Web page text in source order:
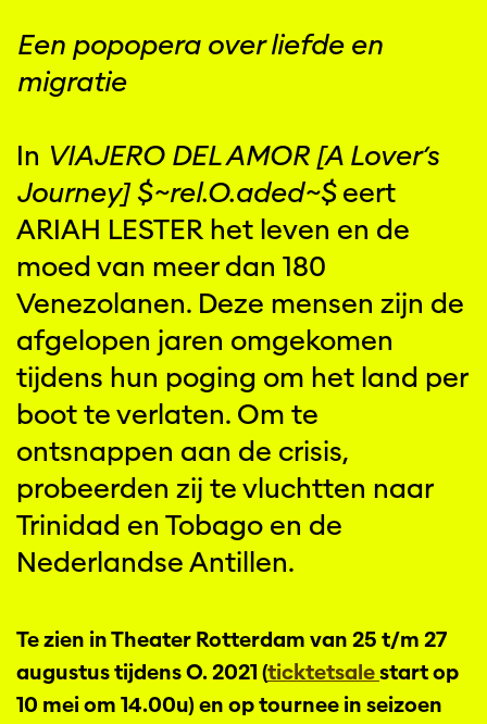
Een popopera over liefde en
migratie
In VIAJERO DEL AMOR [A Lover’s
Journey] $~rel.O.aded~$eert
ARIAH LESTER het leven en de
moed van meer dan 180
Venezolanen. Deze mensen zijn de
afgelopen jaren omgekomen
tijdens hun poging om het land per
boot te verlaten. Om te
ontsnappen aan de crisis,
probeerden zij te vluchtten naar
Trinidad en Tobago en de
Nederlandse Antillen.
Te zien in Theater Rotterdam van 25 t/m 27
augustus tijdens O. 2021 (ticktetsalestart op
10 mei om 14.00u) en op tournee in seizoen